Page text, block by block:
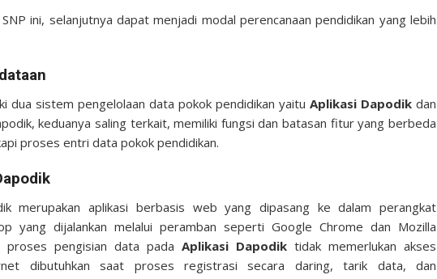
ini, selanjutnya dapat menjadi modal perencanaan pendidikan yang lebih
dua sistem pengelolaan data pokok pendidikan yaitu Aplikasi Dapodik dan
keduanya saling terkait, memiliki fungsi dan batasan fitur yang berbeda
proses entri data pokok pendidikan.
merupakan aplikasi berbasis web yang dipasang ke dalam perangkat
yang dijalankan melalui peramban seperti Google Chrome dan Mozilla
proses pengisian data pada Aplikasi Dapodik tidak memerlukan akses
dibutuhkan saat proses registrasi secara daring, tarik data, dan